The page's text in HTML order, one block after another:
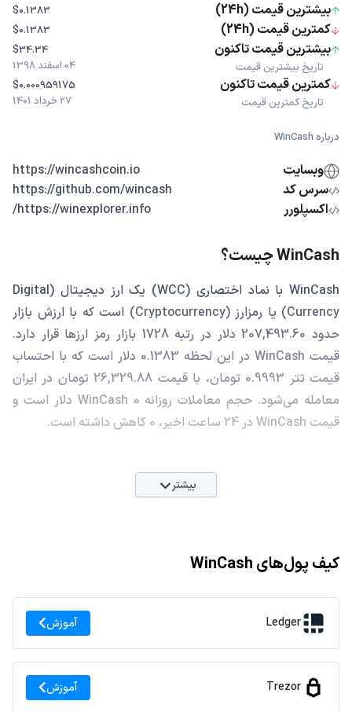
بیشترین قیمت (24h) $0.1383
کمترین قیمت (24h) $0.1383
بیشترین قیمت تاکنون
تاریخ بیشترین قیمت
$34.34
04 اسفند 1398
کمترین قیمت تاکنون
تاریخ کمترین قیمت
$0.000959175
27 خرداد 1401
درباره WinCash
وبسایت
https://wincashcoin.io
سرس کد
https://github.com/wincash
اکسپلورر
https://winexplorer.info/
WinCash چیست؟
WinCash با نماد اختصاری (WCC) یک ارز دیجیتال (Digital
Currency) یا رمزارز (Cryptocurrency) است که با ارزش بازار
حدود 207,493.60 دلار در رتبه 1728 بازار رمز ارزها قرار دارد.
قیمت WinCash در این لحظه 0.1383 دلار است که با احتساب
قیمت تتر 0.9993 تومان، با قیمت 26,329.88 تومان در ایران
معامله می‌شود. حجم معاملات روزانه WinCash 0 دلار است و
قیمت WinCash در 24 ساعت اخیر، 0 کاهش داشته است.
بیشتر
کیف پول‌های WinCash
Ledger آموزش
Trezor آموزش